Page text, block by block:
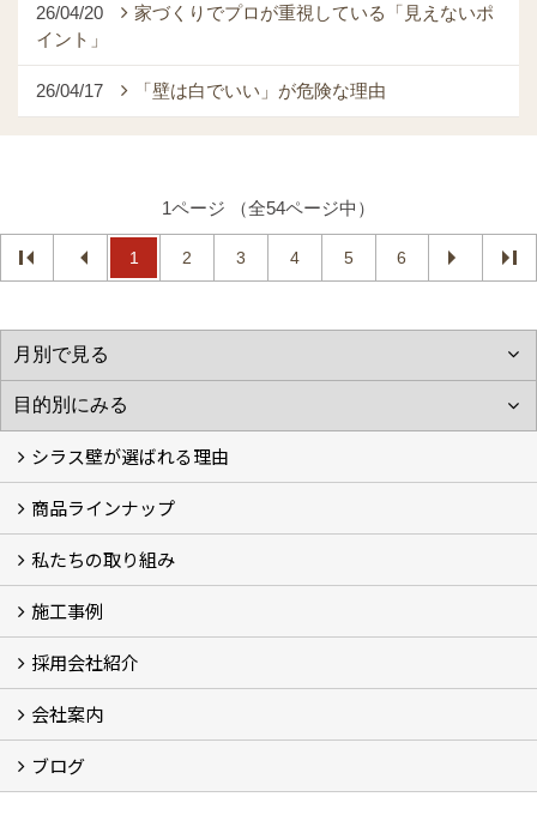
26/04/20
家づくりでプロが重視している「見えないポ
イント」
26/04/17 「壁は白でいい」が危険な理由
1ページ （全54ページ中）
1 2 3 4 5 6
シラス壁が選ばれる理由
シラスストーリー
こだわり
シラス壁の驚くべき性能
商品ラインナップ
一覧
内装仕上げ材
外装仕上げ材
舗装材
水性無機高分子系ハイブリッド型塗料
エコリフォーム
消臭壁紙
Q&A
資料PDF
私たちの取り組み
SDGs、GHGへの取り組み (2)
マグマシラス米
特別対談 (2)
高千穂シラス解説ムービー
研究プロジェクト (4)
プロジェクト (3)
施工事例
施工事例
お客様からのお便り
採用会社紹介
採用会社紹介
「鏝人の会」左官店のご紹介
会社案内
会社概要・沿革
代表の実績
製造紹介
ショールーム
アクセス
採用情報
バナーダウンロード
プライバシーポリシー
Takachiho Shirasu Global Site
LINE公式アカウント
ブログ